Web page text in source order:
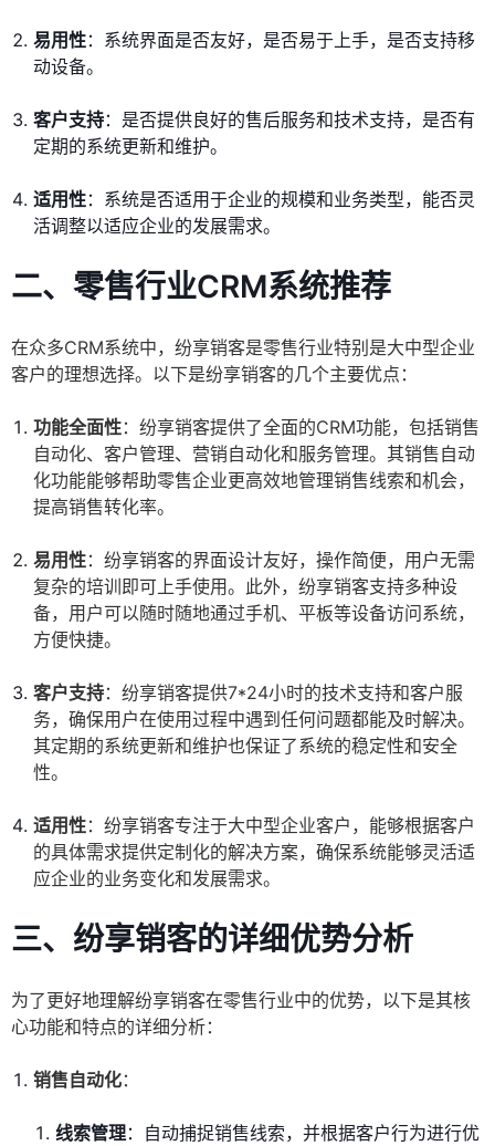
易用性：系统界面是否友好，是否易于上手，是否支持移
动设备。
客户支持：是否提供良好的售后服务和技术支持，是否有
定期的系统更新和维护。
适用性：系统是否适用于企业的规模和业务类型，能否灵
活调整以适应企业的发展需求。
二、零售行业CRM系统推荐
在众多CRM系统中，纷享销客是零售行业特别是大中型企业
客户的理想选择。以下是纷享销客的几个主要优点：
功能全面性：纷享销客提供了全面的CRM功能，包括销售
自动化、客户管理、营销自动化和服务管理。其销售自动
化功能能够帮助零售企业更高效地管理销售线索和机会，
提高销售转化率。
易用性：纷享销客的界面设计友好，操作简便，用户无需
复杂的培训即可上手使用。此外，纷享销客支持多种设
备，用户可以随时随地通过手机、平板等设备访问系统，
方便快捷。
客户支持：纷享销客提供7*24小时的技术支持和客户服
务，确保用户在使用过程中遇到任何问题都能及时解决。
其定期的系统更新和维护也保证了系统的稳定性和安全
性。
适用性：纷享销客专注于大中型企业客户，能够根据客户
的具体需求提供定制化的解决方案，确保系统能够灵活适
应企业的业务变化和发展需求。
三、纷享销客的详细优势分析
为了更好地理解纷享销客在零售行业中的优势，以下是其核
心功能和特点的详细分析：
销售自动化：
线索管理：自动捕捉销售线索，并根据客户行为进行优